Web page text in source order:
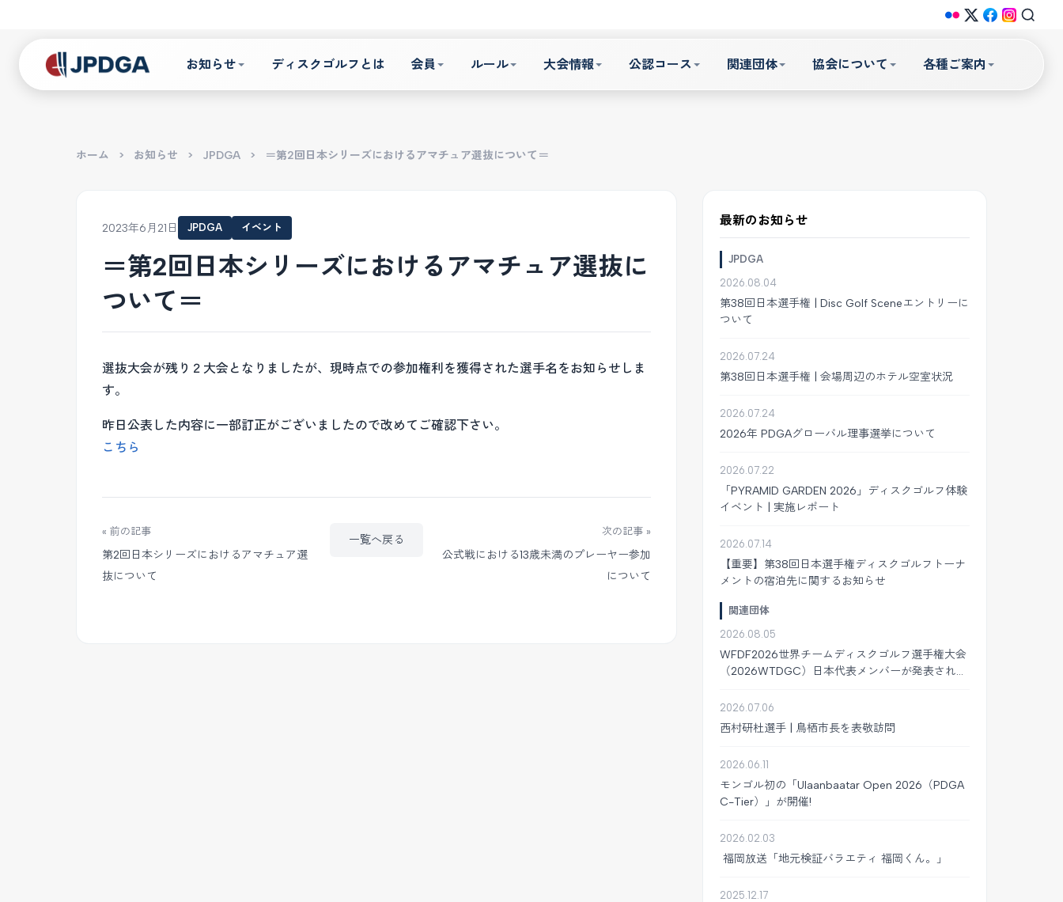
お知らせ ディスクゴルフとは 会員 ルール 大会情報 公認コース 関連団体 協会について 各種ご案内
ホーム > お知らせ > JPDGA > ＝第2回日本シリーズにおけるアマチュア選抜について＝
2023年6月21日 JPDGA イベント
＝第2回日本シリーズにおけるアマチュア選抜に
ついて＝
選抜大会が残り２大会となりましたが、現時点での参加権利を獲得された選手名をお知らせしま
す。
昨日公表した内容に一部訂正がございましたので改めてご確認下さい。
こちら
« 前の記事
第2回日本シリーズにおけるアマチュア選
抜について
一覧へ戻る
次の記事 »
公式戦における13歳未満のプレーヤー参加
について
最新のお知らせ
JPDGA
2026.08.04
第38回日本選手権 | Disc Golf Sceneエントリーに
ついて
2026.07.24
第38回日本選手権 | 会場周辺のホテル空室状況
2026.07.24
2026年 PDGAグローバル理事選挙について
2026.07.22
「PYRAMID GARDEN 2026」ディスクゴルフ体験
イベント | 実施レポート
2026.07.14
【重要】第38回日本選手権ディスクゴルフトーナ
メントの宿泊先に関するお知らせ
関連団体
2026.08.05
WFDF2026世界チームディスクゴルフ選手権大会
（2026WTDGC）日本代表メンバーが発表されま
2026.07.06
西村研杜選手 | 鳥栖市長を表敬訪問
2026.06.11
モンゴル初の「Ulaanbaatar Open 2026（PDGA
C-Tier）」が開催!
2026.02.03
福岡放送「地元検証バラエティ 福岡くん。」
2025.12.17